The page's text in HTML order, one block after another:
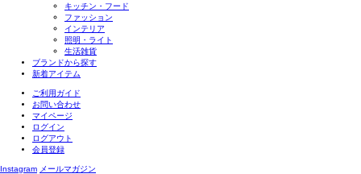
キッチン・フード
ファッション
インテリア
照明・ライト
生活雑貨
ブランドから探す
新着アイテム
ご利用ガイド
お問い合わせ
マイページ
ログイン
ログアウト
会員登録
Instagram メールマガジン